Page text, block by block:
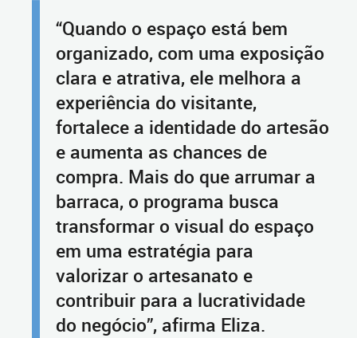
“Quando o espaço está bem
organizado, com uma exposição
clara e atrativa, ele melhora a
experiência do visitante,
fortalece a identidade do artesão
e aumenta as chances de
compra. Mais do que arrumar a
barraca, o programa busca
transformar o visual do espaço
em uma estratégia para
valorizar o artesanato e
contribuir para a lucratividade
do negócio”, afirma Eliza.